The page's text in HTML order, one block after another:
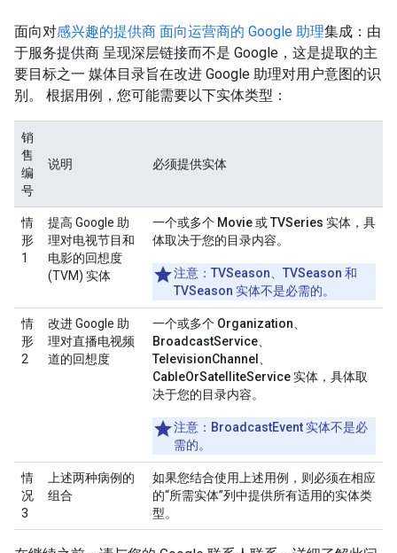
面向对感兴趣的提供商 面向运营商的 Google 助理集成：由
于服务提供商 呈现深层链接而不是 Google，这是提取的主
要目标之一 媒体目录旨在改进 Google 助理对用户意图的识
别。 根据用例，您可能需要以下实体类型：
销
售
编
号
说明 必须提供实体
情
形
1
提高 Google 助
理对电视节目和
电影的回想度
(TVM) 实体
一个或多个 Movie或TVSeries 实体，具
体取决于您的目录内容。
注意 ： TVSeason TVSeason 和
TVSeason 实体不是必需的。
情
形
2
改进 Google 助
理对直播电视频
道的回想度
一个或多个 Organization
BroadcastService
TelevisionChannel
CableOrSatelliteService 实体，具体取
决于您的目录内容。
注意 ： BroadcastEvent 实体不是必
需的。
情
况
3
上述两种病例的
组合
如果您结合使用上述用例，则必须在相应
的“所需实体”列中提供所有适用的实体类
型。